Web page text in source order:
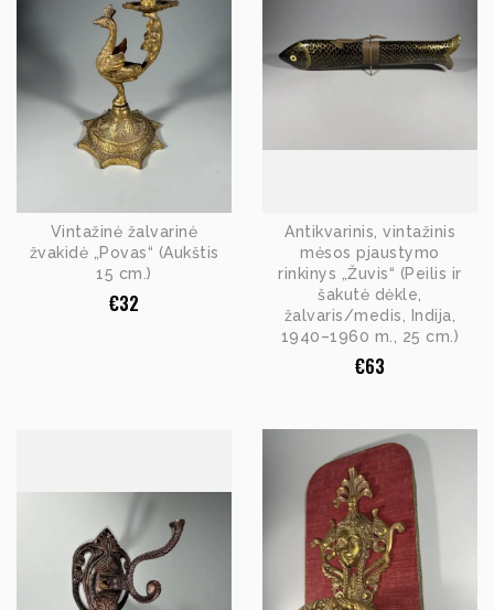
Vintažinė žalvarinė
žvakidė „Povas“ (Aukštis
15 cm.)
€32
Antikvarinis, vintažinis
mėsos pjaustymo
rinkinys „Žuvis“ (Peilis ir
šakutė dėkle,
žalvaris/medis, Indija,
1940–1960 m., 25 cm.)
€63